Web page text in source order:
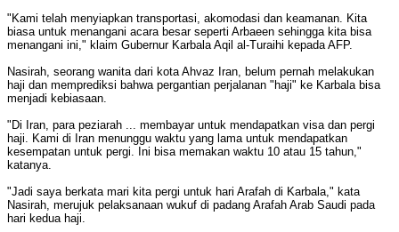
"Kami telah menyiapkan transportasi, akomodasi dan keamanan. Kita
biasa untuk menangani acara besar seperti Arbaeen sehingga kita bisa
menangani ini," klaim Gubernur Karbala Aqil al-Turaihi kepada AFP.
Nasirah, seorang wanita dari kota Ahvaz Iran, belum pernah melakukan
haji dan memprediksi bahwa pergantian perjalanan "haji" ke Karbala bisa
menjadi kebiasaan.
"Di Iran, para peziarah ... membayar untuk mendapatkan visa dan pergi
haji. Kami di Iran menunggu waktu yang lama untuk mendapatkan
kesempatan untuk pergi. Ini bisa memakan waktu 10 atau 15 tahun,"
katanya.
"Jadi saya berkata mari kita pergi untuk hari Arafah di Karbala," kata
Nasirah, merujuk pelaksanaan wukuf di padang Arafah Arab Saudi pada
hari kedua haji.